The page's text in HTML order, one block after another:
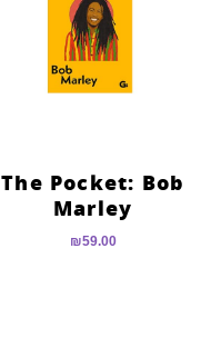
The Pocket: Bob
Marley
₪59.00